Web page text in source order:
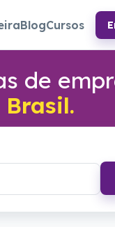
BlogCursos
de